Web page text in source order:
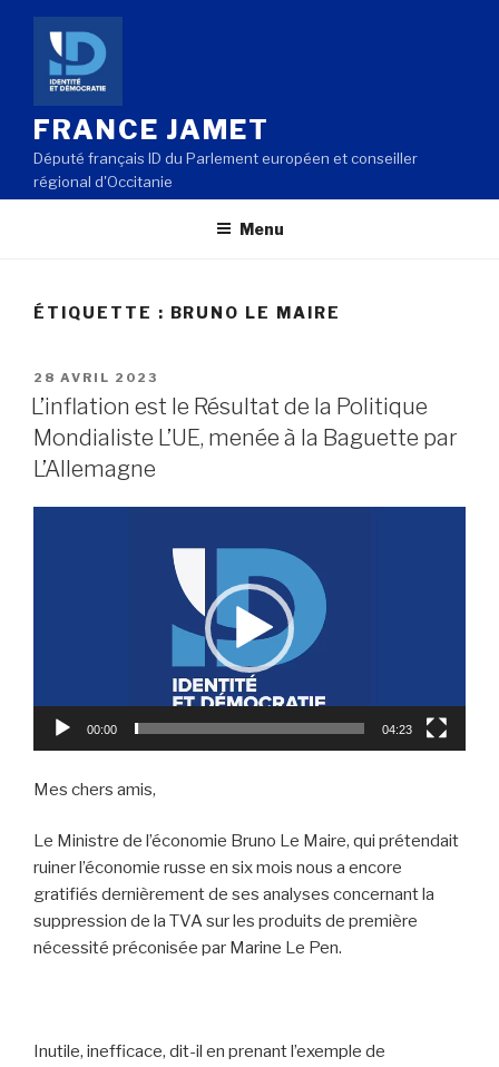
Aller
contenu
principal
FRANCE JAMET
Député français ID du Parlement européen et conseiller
régional d'Occitanie
Menu
ÉTIQUETTE : BRUNO LE MAIRE
PUBLIÉ
LE
28 AVRIL 2023
L’inflation est le Résultat de la Politique
Mondialiste L’UE, menée à la Baguette par
L’Allemagne
00:00 04:23
Mes chers amis,
Le Ministre de l’économie Bruno Le Maire, qui prétendait
ruiner l’économie russe en six mois nous a encore
gratifiés dernièrement de ses analyses concernant la
suppression de la TVA sur les produits de première
nécessité préconisée par Marine Le Pen.
Inutile, inefficace, dit-il en prenant l’exemple de